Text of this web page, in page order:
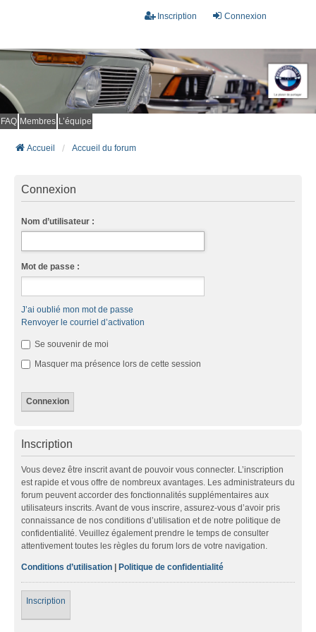
Connexion
Inscription
FAQ Membres L’équipe
Accueil Accueil du forum
Connexion
Nom d’utilisateur :
Mot de passe :
J’ai oublié mon mot de passe
Renvoyer le courriel d’activation
Se souvenir de moi
Masquer ma présence lors de cette session
Inscription
Vous devez être inscrit avant de pouvoir vous connecter. L’inscription
est rapide et vous offre de nombreux avantages. Les administrateurs du
forum peuvent accorder des fonctionnalités supplémentaires aux
utilisateurs inscrits. Avant de vous inscrire, assurez-vous d’avoir pris
connaissance de nos conditions d’utilisation et de notre politique de
confidentialité. Veuillez également prendre le temps de consulter
attentivement toutes les règles du forum lors de votre navigation.
Conditions d’utilisation | Politique de confidentialité
Inscription